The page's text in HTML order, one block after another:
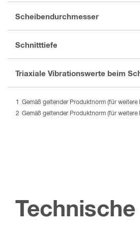
Scheibendurchmesser
Schnitttiefe
Triaxiale Vibrationswerte beim
Gemäß geltender Produktnorm (für
Gemäß geltender Produktnorm (für